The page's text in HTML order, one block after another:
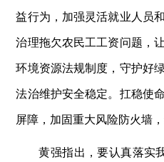
益行为，加强灵活就业人员
治理拖欠农民工工资问题，
环境资源法规制度，守护好
法治维护安全稳定。扛稳使
屏障，加固重大风险防火墙
黄强指出，要认真落实